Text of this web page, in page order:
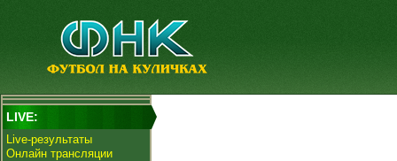
LIVE:
Live-результаты
Онлайн трансляции